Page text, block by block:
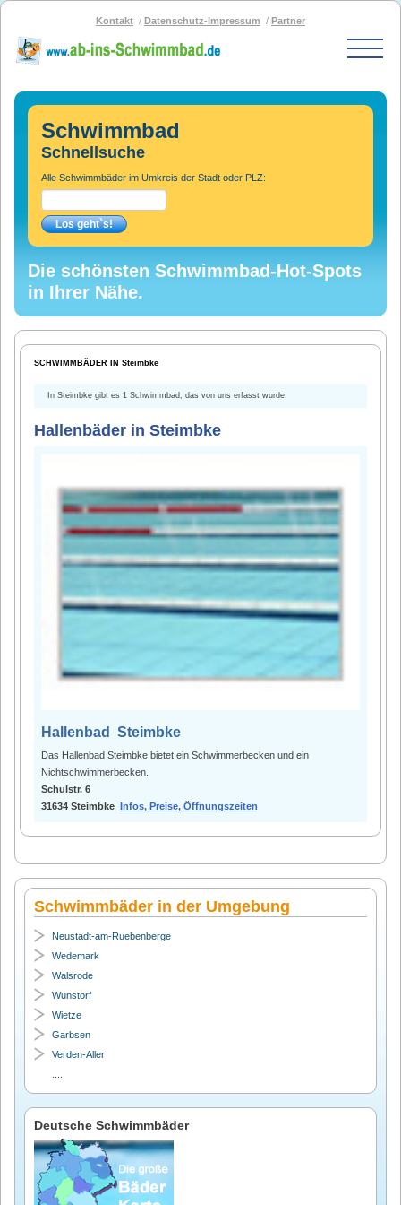
Kontakt Datenschutz-Impressum Partner
Start
Schwimmbad-Karte
Bäder nach PLZ
Bäder nach Stadt
SOS-Schwimmbad
Blog
Bad melden
Schwimmbad
Schnellsuche
Alle Schwimmbäder im Umkreis der Stadt oder PLZ:
Die schönsten Schwimmbad-Hot-Spots
in Ihrer Nähe.
SCHWIMMBÄDER IN Steimbke
In Steimbke gibt es 1 Schwimmbad, das von uns erfasst wurde.
Hallenbäder in Steimbke
Hallenbad Steimbke
Das Hallenbad Steimbke bietet ein Schwimmerbecken und ein
Nichtschwimmerbecken.
Schulstr. 6
31634 Steimbke
Infos, Preise, Öffnungszeiten
Schwimmbäder in der Umgebung
Neustadt-am-Ruebenberge
Wedemark
Walsrode
Wunstorf
Wietze
Garbsen
Verden-Aller
Deutsche Schwimmbäder